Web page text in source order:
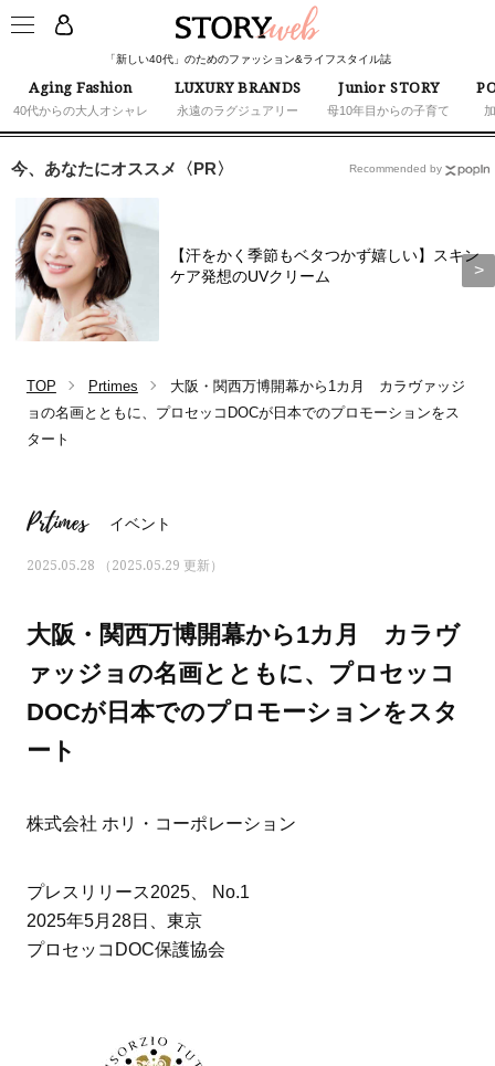
「新しい40代」のためのファッション&ライフスタイル誌
Aging Fashion
40代からの大人オシャレ
LUXURY BRANDS
永遠のラグジュアリー
Junior STORY
母10年目からの子育て
ス学」
今、あなたにオススメ〈PR〉
【汗をかく季節もベタつかず嬉しい】スキン
ケア発想のUVクリーム
Recommended by
TOP Prtimes
大阪・関西万博開幕から1カ月 カラヴァッジ
ョの名画とともに、プロセッコDOCが日本でのプロモーションをス
タート
Prtimes イベント
2025.05.28 （2025.05.29 更新）
大阪・関西万博開幕から1カ月 カラヴ
ァッジョの名画とともに、プロセッコ
DOCが日本でのプロモーションをスタ
ート
株式会社 ホリ・コーポレーション
プレスリリース2025、 No.1
2025年5月28日、東京
プロセッコDOC保護協会